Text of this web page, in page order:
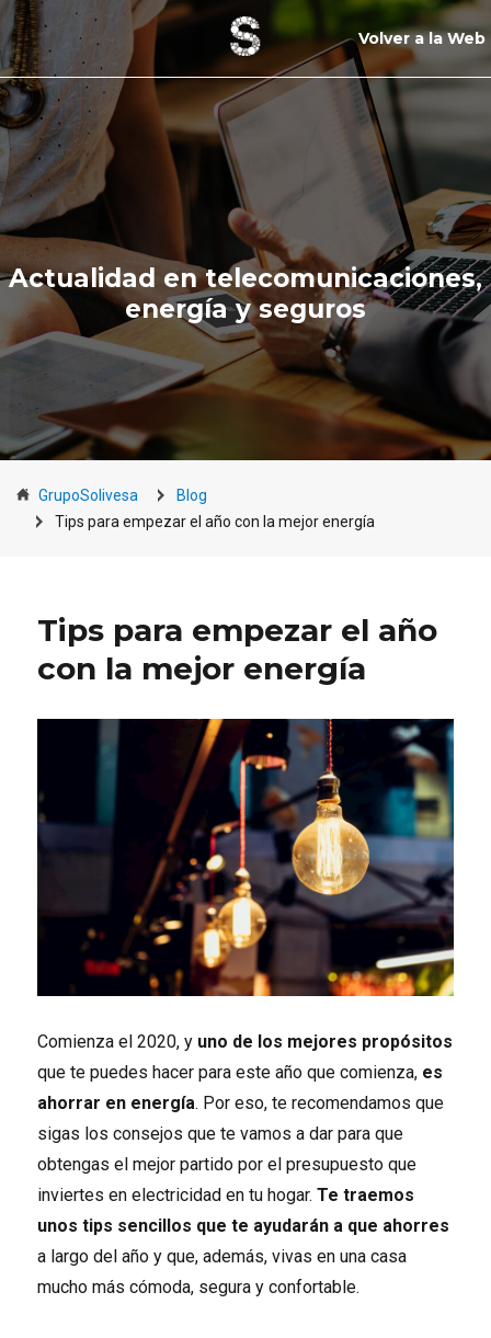
Volver a la Web
Actualidad en telecomunicaciones,
energía y seguros
GrupoSolivesa
Blog
Tips para empezar el año con la mejor energía
Tips para empezar el año
con la mejor energía
Comienza el 2020, y uno de los mejores propósitos
que te puedes hacer para este año que comienza, es
ahorrar en energía. Por eso, te recomendamos que
sigas los consejos que te vamos a dar para que
obtengas el mejor partido por el presupuesto que
inviertes en electricidad en tu hogar.Te traemos
unos tips sencillos quete ayudarán a que ahorres
a largo del año y que, además, vivas en una casa
mucho más cómoda, segura y confortable.